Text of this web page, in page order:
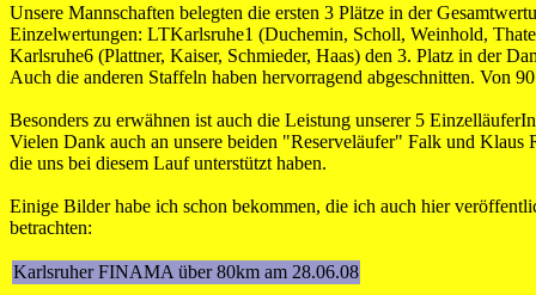
Unsere Mannschaften belegten die ersten 3 Plätze in der
Einzelwertungen: LTKarlsruhe1 (Duchemin, Scholl, Weinhold,
Karlsruhe6 (Plattner, Kaiser, Schmieder, Haas) den 3. Platz in der
Auch die anderen Staffeln haben hervorragend abgeschnitten. Von
Besonders zu erwähnen ist auch die Leistung unserer 5
Vielen Dank auch an unsere beiden "Reserveläufer" Falk und Klaus
die uns bei diesem Lauf unterstützt haben.
Einige Bilder habe ich schon bekommen, die ich auch hier
betrachten:
Karlsruher FINAMA über 80km am 28.06.08